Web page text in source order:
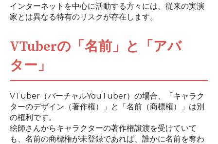
インターネットを中心に活動する方々には、従来の実演
家とは異なる特有のリスクが存在します。
VTuberの「名前」と「アバ
ター」
VTuber（バーチャルYouTuber）の場合、「キャラク
ターのデザイン（著作権）」と「名前（商標権）」は別
の権利です。
絵師さんからキャラクターの著作権譲渡を受けていて
も、名前の商標権が未登録であれば、誰かに名前を奪わ